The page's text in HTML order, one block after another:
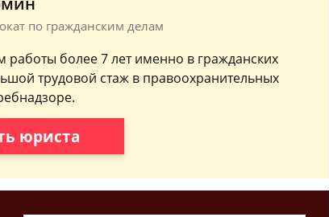
по гражданским делам
работы более 7 лет именно в гражданских
трудовой стаж в правоохранительных
юриста